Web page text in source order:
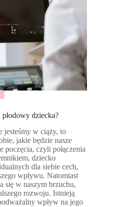
dziecka?
jesteśmy w ciąży, to
jakie będzie nasze
poczęcia, czyli połączenia
dziecko
dla siebie cech,
wpływu. Natomiast
się w naszym brzuchu,
rozwoju. Istnieją
wpływ na jego